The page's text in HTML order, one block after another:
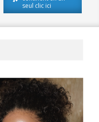
seul clic ici